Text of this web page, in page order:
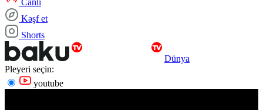
Canlı
Kəşf et
Shorts
Dünya
Pleyeri seçin:
youtube